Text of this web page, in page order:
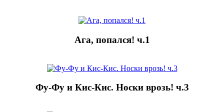
Ага, попался! ч.1
Фу-Фу и Кис-Кис. Носки врозь! ч.3